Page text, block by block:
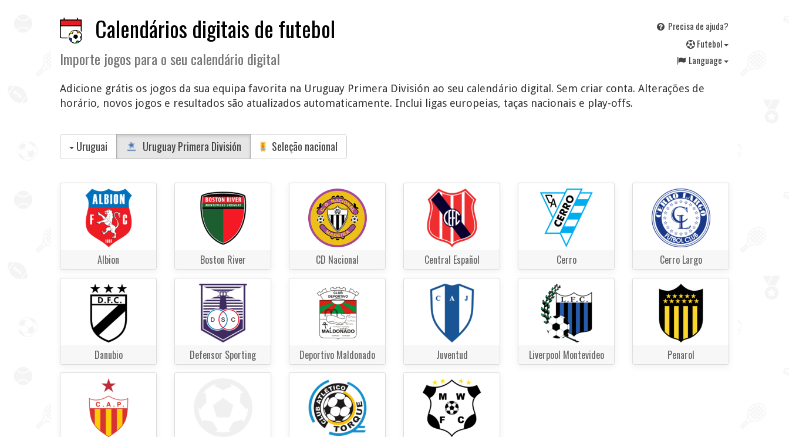
Calendários digitais de futebol
Importe jogos para o seu calendário digital
Precisa de ajuda?
Futebol
Language
Adicione grátis os jogos da sua equipa favorita na Uruguay Primera División ao seu calendário digital. Sem criar conta. Alterações de
horário, novos jogos e resultados são atualizados automaticamente. Inclui ligas europeias, taças nacionais e play-offs.
Uruguai Uruguay Primera División Seleção nacional
Albion Boston River CD Nacional Central Español Cerro Cerro Largo
Danubio Defensor Sporting Deportivo Maldonado Juventud Liverpool Montevideo Penarol